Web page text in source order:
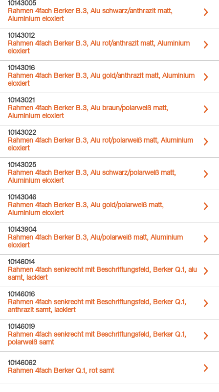
10143005
Rahmen 4fach Berker B.3, Alu schwarz/anthrazit matt,
Aluminium eloxiert
10143012
Rahmen 4fach Berker B.3, Alu rot/anthrazit matt, Aluminium
eloxiert
10143016
Rahmen 4fach Berker B.3, Alu gold/anthrazit matt, Aluminium
eloxiert
10143021
Rahmen 4fach Berker B.3, Alu braun/polarweiß matt,
Aluminium eloxiert
10143022
Rahmen 4fach Berker B.3, Alu rot/polarweiß matt, Aluminium
eloxiert
10143025
Rahmen 4fach Berker B.3, Alu schwarz/polarweiß matt,
Aluminium eloxiert
10143046
Rahmen 4fach Berker B.3, Alu gold/polarweiß matt,
Aluminium eloxiert
10143904
Rahmen 4fach Berker B.3, Alu/polarweiß matt, Aluminium
eloxiert
10146014
Rahmen 4fach senkrecht mit Beschriftungsfeld, Berker Q.1, alu
samt, lackiert
10146016
Rahmen 4fach senkrecht mit Beschriftungsfeld, Berker Q.1,
anthrazit samt, lackiert
10146019
Rahmen 4fach senkrecht mit Beschriftungsfeld, Berker Q.1,
polarweiß samt
10146062
Rahmen 4fach Berker Q.1, rot samt